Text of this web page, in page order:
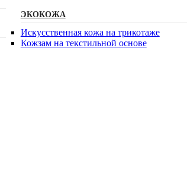
ЭКОКОЖА
Искусственная кожа на трикотаже
Кожзам на текстильной основе